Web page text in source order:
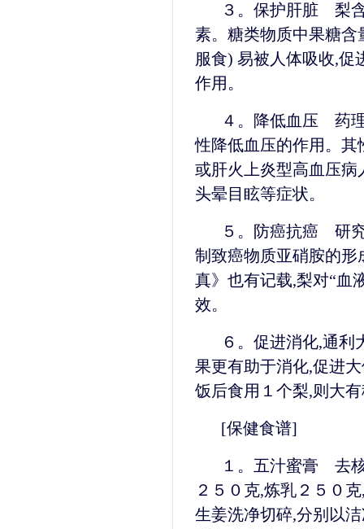
３。保护肝脏 梨
素。糖类物质中果糖
服食) 易被人体吸收,促
作用。
４。降低血压 药
性降低血压的作用。
或肝火上炎型高血压病
头晕目眩等症状。
５。防癌抗癌 研
制致癌物质亚硝胺的
真》也有记载,梨对“血
效。
６。促进消化,通
果更有助于消化,促进
饭后食用１个梨,则大
[保健食谱]
１。五汁蜜膏 去
２５０克,炼乳２５０
生姜洗净切碎,分别以